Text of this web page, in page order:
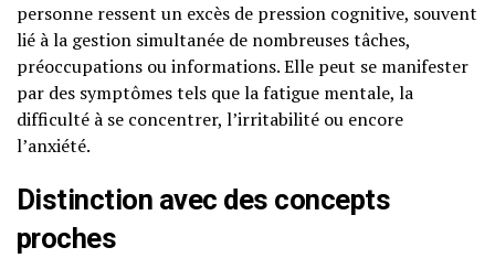
personne ressent un excès de pression cognitive, souvent
lié à la gestion simultanée de nombreuses tâches,
préoccupations ou informations. Elle peut se manifester
par des symptômes tels que la fatigue mentale, la
difficulté à se concentrer, l’irritabilité ou encore
l’anxiété.
Distinction avec des concepts
proches